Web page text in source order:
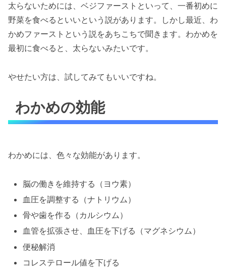
太らないためには、ベジファーストといって、一番初めに
野菜を食べるといいという説があります。しかし最近、わ
かめファーストという説をあちこちで聞きます。わかめを
最初に食べると、太らないみたいです。
やせたい方は、試してみてもいいですね。
わかめの効能
わかめには、色々な効能があります。
脳の働きを維持する（ヨウ素）
血圧を調整する（ナトリウム）
骨や歯を作る（カルシウム）
血管を拡張させ、血圧を下げる（マグネシウム）
便秘解消
コレステロール値を下げる